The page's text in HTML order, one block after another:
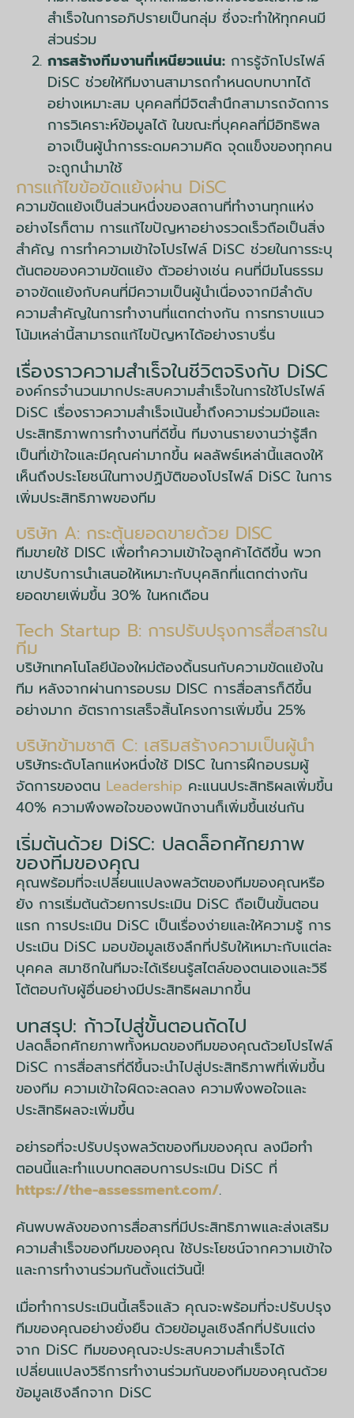
สำเร็จในการอภิปรายเป็นกลุ่ม ซึ่งจะทำให้ทุกคนมี
ส่วนร่วม
การสร้างทีมงานที่เหนียวแน่น: การรู้จักโปรไฟล์
DiSC ช่วยให้ทีมงานสามารถกำหนดบทบาทได้
อย่างเหมาะสม บุคคลที่มีจิตสำนึกสามารถจัดการ
การวิเคราะห์ข้อมูลได้ ในขณะที่บุคคลที่มีอิทธิพล
อาจเป็นผู้นำการระดมความคิด จุดแข็งของทุกคน
จะถูกนำมาใช้
การแก้ไขข้อขัดแย้งผ่าน DiSC
ความขัดแย้งเป็นส่วนหนึ่งของสถานที่ทำงานทุกแห่ง
อย่างไรก็ตาม การแก้ไขปัญหาอย่างรวดเร็วถือเป็นสิ่ง
สำคัญ การทำความเข้าใจโปรไฟล์ DiSC ช่วยในการระบุ
ต้นตอของความขัดแย้ง ตัวอย่างเช่น คนที่มีมโนธรรม
อาจขัดแย้งกับคนที่มีความเป็นผู้นำเนื่องจากมีลำดับ
ความสำคัญในการทำงานที่แตกต่างกัน การทราบแนว
โน้มเหล่านี้สามารถแก้ไขปัญหาได้อย่างราบรื่น
เรื่องราวความสำเร็จในชีวิตจริงกับ DiSC
องค์กรจำนวนมากประสบความสำเร็จในการใช้โปรไฟล์
DiSC เรื่องราวความสำเร็จเน้นย้ำถึงความร่วมมือและ
ประสิทธิภาพการทำงานที่ดีขึ้น ทีมงานรายงานว่ารู้สึก
เป็นที่เข้าใจและมีคุณค่ามากขึ้น ผลลัพธ์เหล่านี้แสดงให้
เห็นถึงประโยชน์ในทางปฏิบัติของโปรไฟล์ DiSC ในการ
เพิ่มประสิทธิภาพของทีม
บริษัท A: กระตุ้นยอดขายด้วย DISC
ทีมขายใช้ DISC เพื่อทำความเข้าใจลูกค้าได้ดีขึ้น พวก
เขาปรับการนำเสนอให้เหมาะกับบุคลิกที่แตกต่างกัน
ยอดขายเพิ่มขึ้น 30% ในหกเดือน
Tech Startup B: การปรับปรุงการสื่อสารใน
ทีม
บริษัทเทคโนโลยีน้องใหม่ต้องดิ้นรนกับความขัดแย้งใน
ทีม หลังจากผ่านการอบรม DISC การสื่อสารก็ดีขึ้น
อย่างมาก อัตราการเสร็จสิ้นโครงการเพิ่มขึ้น 25%
บริษัทข้ามชาติ C: เสริมสร้างความเป็นผู้นำ
บริษัทระดับโลกแห่งหนึ่งใช้ DISC ในการฝึกอบรมผู้
จัดการของตน Leadership คะแนนประสิทธิผลเพิ่มขึ้น
40% ความพึงพอใจของพนักงานก็เพิ่มขึ้นเช่นกัน
เริ่มต้นด้วย DiSC: ปลดล็อกศักยภาพ
ของทีมของคุณ
คุณพร้อมที่จะเปลี่ยนแปลงพลวัตของทีมของคุณหรือ
ยัง การเริ่มต้นด้วยการประเมิน DiSC ถือเป็นขั้นตอน
แรก การประเมิน DiSC เป็นเรื่องง่ายและให้ความรู้ การ
ประเมิน DiSC มอบข้อมูลเชิงลึกที่ปรับให้เหมาะกับแต่ละ
บุคคล สมาชิกในทีมจะได้เรียนรู้สไตล์ของตนเองและวิธี
โต้ตอบกับผู้อื่นอย่างมีประสิทธิผลมากขึ้น
บทสรุป: ก้าวไปสู่ขั้นตอนถัดไป
ปลดล็อกศักยภาพทั้งหมดของทีมของคุณด้วยโปรไฟล์
DiSC การสื่อสารที่ดีขึ้นจะนำไปสู่ประสิทธิภาพที่เพิ่มขึ้น
ของทีม ความเข้าใจผิดจะลดลง ความพึงพอใจและ
ประสิทธิผลจะเพิ่มขึ้น
อย่ารอที่จะปรับปรุงพลวัตของทีมของคุณ ลงมือทำ
ตอนนี้และทำแบบทดสอบการประเมิน DiSC ที่
https://the-assessment.com/.
ค้นพบพลังของการสื่อสารที่มีประสิทธิภาพและส่งเสริม
ความสำเร็จของทีมของคุณ ใช้ประโยชน์จากความเข้าใจ
และการทำงานร่วมกันตั้งแต่วันนี้!
เมื่อทำการประเมินนี้เสร็จแล้ว คุณจะพร้อมที่จะปรับปรุง
ทีมของคุณอย่างยั่งยืน ด้วยข้อมูลเชิงลึกที่ปรับแต่ง
จาก DiSC ทีมของคุณจะประสบความสำเร็จได้
เปลี่ยนแปลงวิธีการทำงานร่วมกันของทีมของคุณด้วย
ข้อมูลเชิงลึกจาก DiSC